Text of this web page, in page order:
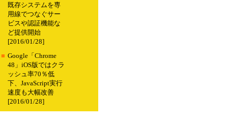
既存システムを専
用線でつなぐサー
ビスや認証機能な
ど提供開始
[2016/01/28]
■ Google「Chrome
48」iOS版ではクラ
ッシュ率70％低
下、JavaScript実行
速度も大幅改善
[2016/01/28]